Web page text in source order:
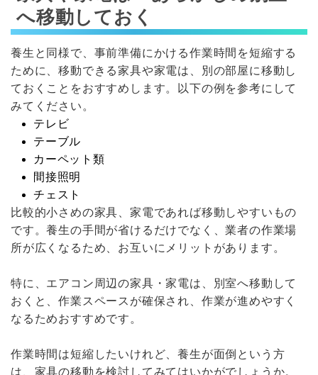
へ移動しておく
養生と同様で、事前準備にかける作業時間を短縮する
ために、移動できる家具や家電は、別の部屋に移動し
ておくことをおすすめします。以下の例を参考にして
みてください。
テレビ
テーブル
カーペット類
間接照明
チェスト
比較的小さめの家具、家電であれば移動しやすいもの
です。養生の手間が省けるだけでなく、業者の作業場
所が広くなるため、お互いにメリットがあります。
特に、エアコン周辺の家具・家電は、別室へ移動して
おくと、作業スペースが確保され、作業が進めやすく
なるためおすすめです。
作業時間は短縮したいけれど、養生が面倒という方
は、家具の移動を検討してみてはいかがでしょうか。